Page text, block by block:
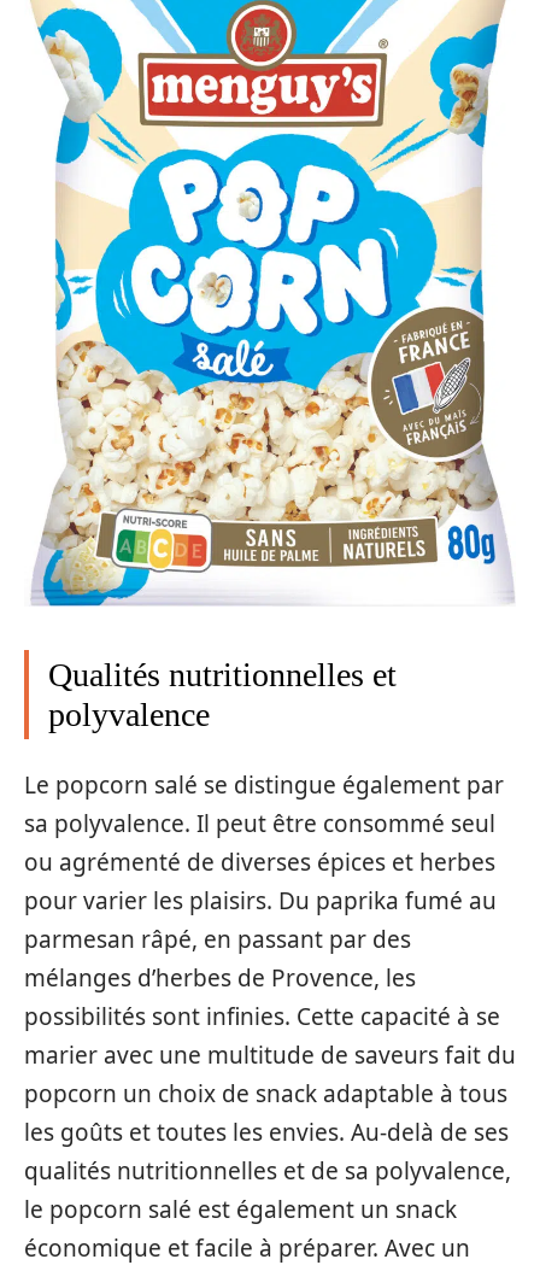
Qualités nutritionnelles et
polyvalence
Le popcorn salé se distingue également par
sa polyvalence. Il peut être consommé seul
ou agrémenté de diverses épices et herbes
pour varier les plaisirs. Du paprika fumé au
parmesan râpé, en passant par des
mélanges d’herbes de Provence, les
possibilités sont infinies. Cette capacité à se
marier avec une multitude de saveurs fait du
popcorn un choix de snack adaptable à tous
les goûts et toutes les envies. Au-delà de ses
qualités nutritionnelles et de sa polyvalence,
le popcorn salé est également un snack
économique et facile à préparer. Avec un